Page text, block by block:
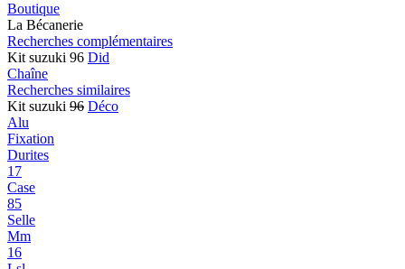
Boutique
La Bécanerie
Recherches complémentaires
Kit suzuki 96 Did
Chaîne
Recherches similaires
Kit suzuki 96 Déco
Alu
Fixation
Durites
17
Case
85
Selle
Mm
16